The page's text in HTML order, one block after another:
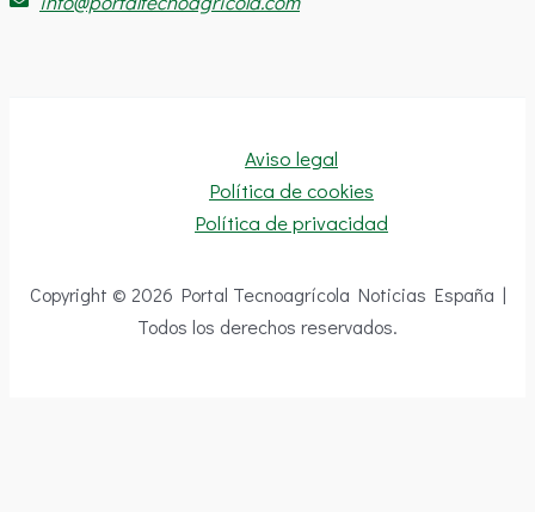
Aviso legal
Política de cookies
Política de privacidad
Copyright © 2026 Portal Tecnoagrícola Noticias España |
Todos los derechos reservados.